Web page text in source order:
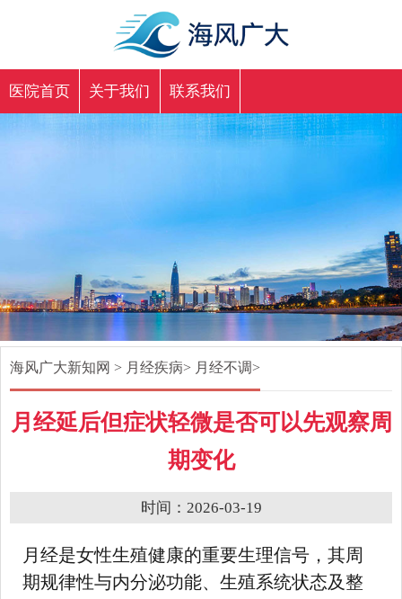
医院首页 关于我们 联系我们
海风广大新知网 > 月经疾病> 月经不调>
月经延后但症状轻微是否可以先观察周
期变化
时间：2026-03-19
月经是女性生殖健康的重要生理信号，其周
期规律性与内分泌功能、生殖系统状态及整